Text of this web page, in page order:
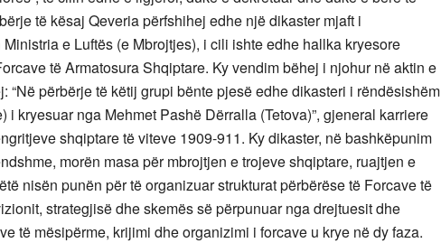
të kësaj Qeveria përfshihej edhe një dikaster mjaft i
e Luftës (e Mbrojtjes), i cili ishte edhe hallka kryesore
të Armatosura Shqiptare. Ky vendim bëhej i njohur në aktin e
“Në përbërje të këtij grupi bënte pjesë edhe dikasteri i rëndësishëm
i kryesuar nga Mehmet Pashë Dërralla (Tetova)”, gjeneral karriere
shqiptare të viteve 1909-911. Ky dikaster, në bashkëpunim
morën masa për mbrojtjen e trojeve shqiptare, ruajtjen e
nisën punën për të organizuar strukturat përbërëse të Forcave të
strategjisë dhe skemës së përpunuar nga drejtuesit dhe
të mësipërme, krijimi dhe organizimi i forcave u krye në dy faza.